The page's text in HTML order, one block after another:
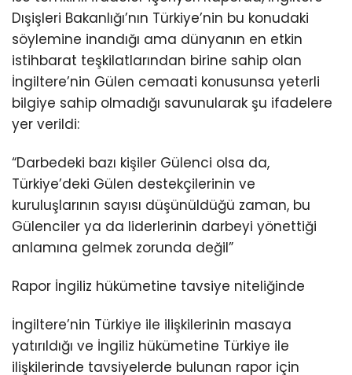
Dışişleri Bakanlığı’nın Türkiye’nin bu konudaki
söylemine inandığı ama dünyanın en etkin
istihbarat teşkilatlarından birine sahip olan
İngiltere’nin Gülen cemaati konusunsa yeterli
bilgiye sahip olmadığı savunularak şu ifadelere
yer verildi:
“Darbedeki bazı kişiler Gülenci olsa da,
Türkiye’deki Gülen destekçilerinin ve
kuruluşlarının sayısı düşünüldüğü zaman, bu
Gülenciler ya da liderlerinin darbeyi yönettiği
anlamına gelmek zorunda değil”
Rapor İngiliz hükümetine tavsiye niteliğinde
İngiltere’nin Türkiye ile ilişkilerinin masaya
yatırıldığı ve İngiliz hükümetine Türkiye ile
ilişkilerinde tavsiyelerde bulunan rapor için